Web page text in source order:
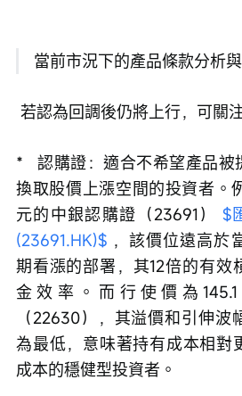
當前市況下的產品條款分析
若認為回調後仍將上行，可關
*   認購證：適合不希望產品
換取股價上漲空間的投資者。
元的中銀認購證（23691） $
(23691.HK)$ ，該價位遠高於
期看漲的部署，其12倍的有效
金效率。而行使價為
（22630），其溢價和引伸
為最低，意味著持有成本相對
成本的穩健型投資者。